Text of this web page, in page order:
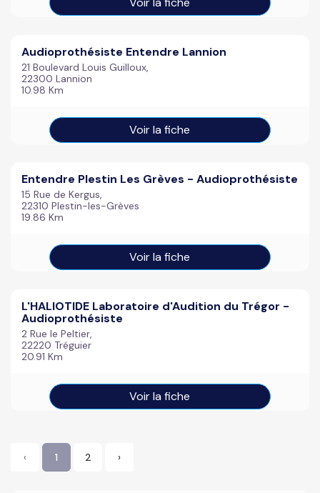
Audioprothésiste Entendre Lannion
21 Boulevard Louis Guilloux,
22300 Lannion
10.98 Km
Voir la fiche
Entendre Plestin Les Grèves - Audioprothésiste
15 Rue de Kergus,
22310 Plestin-les-Grèves
19.86 Km
Voir la fiche
L'HALIOTIDE Laboratoire d'Audition du Trégor -
Audioprothésiste
2 Rue le Peltier,
22220 Tréguier
20.91 Km
Voir la fiche
‹ 1 2 ›